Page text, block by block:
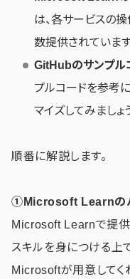
は、各サービスの
数提供されています
GitHubのサンプル
プルコードを参考
マイズしてみましょう
順番に解説します。
①Microsoft Learnの
Microsoft Learnで提供
スキルを身につける上
Microsoftが用意してく